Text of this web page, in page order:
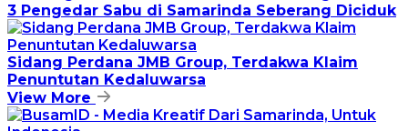
3 Pengedar Sabu di Samarinda Seberang Diciduk
Sidang Perdana JMB Group, Terdakwa Klaim
Penuntutan Kedaluwarsa
View More